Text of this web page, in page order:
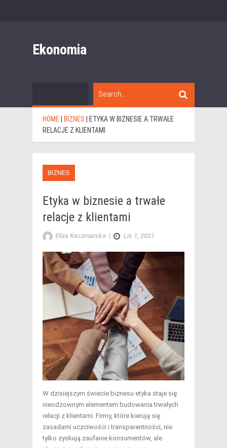
Ekonomia
HOME BIZNES
ETYKA W BIZNESIE A TRWAŁE
RELACJE Z KLIENTAMI
BIZNES
Etyka w biznesie a trwałe
relacje z klientami
Eliza Kaczmarska | Lis 1, 2021
W dzisiejszym świecie biznesu etyka staje się
nieodzownym elementem budowania trwałych
relacji z klientami. Firmy, które kierują się
zasadami uczciwości i transparentności, nie
tylko zyskują zaufanie konsumentów, ale